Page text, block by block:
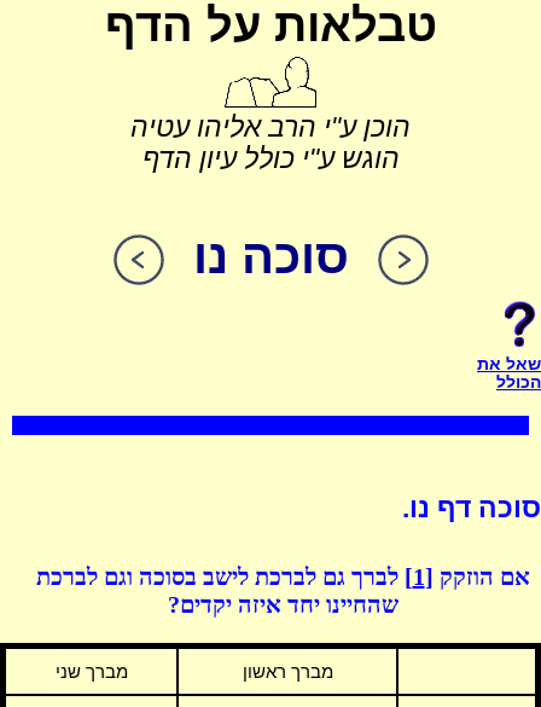
טבלאות על הדף
הוכן ע"י הרב אליהו עטיה
הוגש ע"י כולל עיון הדף
סוכה נו
שאל את
הכולל
סוכה דף נו.
אם הוזקק [1]
לברך גם לברכת לישב בסוכה וגם לברכת
שהחיינו יחד איזה יקדים?
מברך ראשון מברך שני